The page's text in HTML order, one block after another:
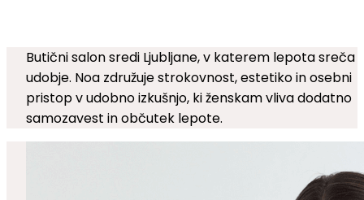
Butični salon sredi Ljubljane, v katerem lepota sreča
udobje. Noa združuje strokovnost, estetiko in osebni
pristop v udobno izkušnjo, ki ženskam vliva dodatno
samozavest in občutek lepote.